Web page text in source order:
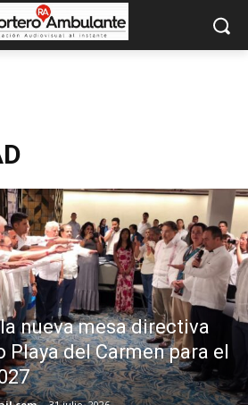
nueva mesa directiva
Playa del Carmen para el